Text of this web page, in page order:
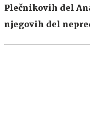
Plečnikovih del
njegovih del